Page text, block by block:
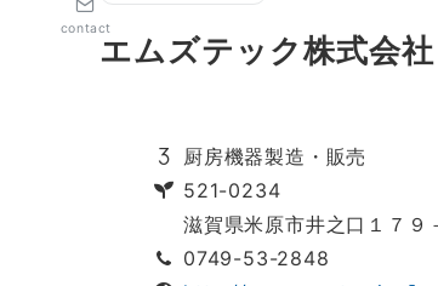
contact
エムズテック株式会社
厨房機器製造・販売
521-0234
滋賀県米原市井之口１７９
0749-53-2848